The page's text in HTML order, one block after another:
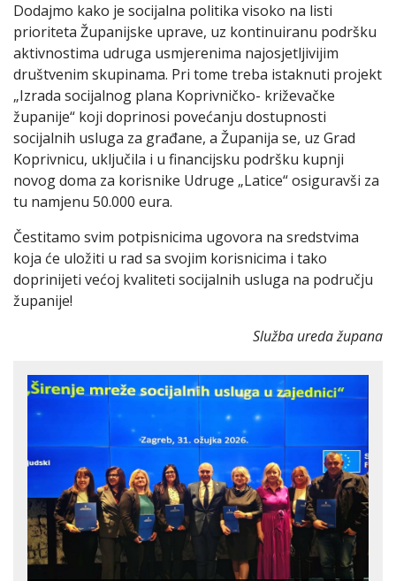
Dodajmo kako je socijalna politika visoko na listi
prioriteta Županijske uprave, uz kontinuiranu podršku
aktivnostima udruga usmjerenima najosjetljivijim
društvenim skupinama. Pri tome treba istaknuti projekt
„Izrada socijalnog plana Koprivničko- križevačke
županije“ koji doprinosi povećanju dostupnosti
socijalnih usluga za građane, a Županija se, uz Grad
Koprivnicu, uključila i u financijsku podršku kupnji
novog doma za korisnike Udruge „Latice“ osiguravši za
tu namjenu 50.000 eura.
Čestitamo svim potpisnicima ugovora na sredstvima
koja će uložiti u rad sa svojim korisnicima i tako
doprinijeti većoj kvaliteti socijalnih usluga na području
županije!
Služba ureda župana